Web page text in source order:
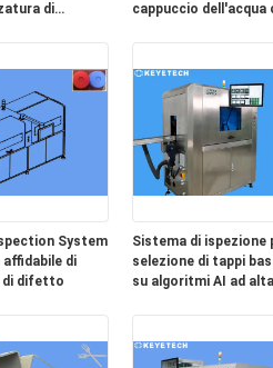
di
cappuccio dell'acqua
System
affidabile di
di difetto
Sistema di ispezione
selezione di tappi
su algoritmi AI ad alta